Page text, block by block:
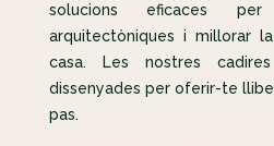
solucions eficaces per
arquitectòniques i millorar
casa. Les nostres
dissenyades per oferir-te
pas.